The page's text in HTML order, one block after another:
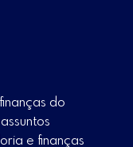
do
e finanças